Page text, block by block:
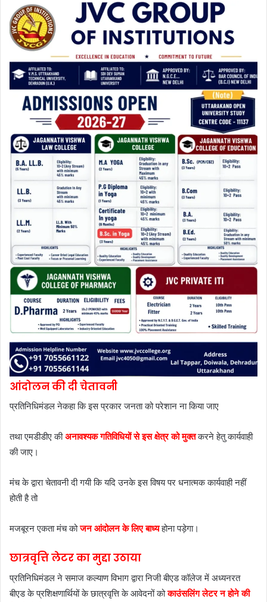
आंदोलन की दी चेतावनी
प्रतिनिधिमंडल नेकहा कि इस प्रकार जनता को परेशान ना किया जाए
तथा एमडीडीए कीअनावश्यक गतिविधियों से इस क्षेत्र को मुक्तकरने हेतु कार्यवाही
की जाए।
मंच के द्वारा चेतावनी दी गयी कि यदि उनके इस विषय पर धनात्मक कार्यवाही नहीं
होती है तो
मजबूरन एकता मंच कोजन आंदोलन के लिए बाध्य होना पड़ेगा।
छात्रवृत्ति लेटर का मुद्दा उठाया
प्रतिनिधिमंडल ने समाज कल्याण विभाग द्वारा निजी बीएड कॉलेज में अध्यनरत
बीएड के प्रशिक्षणार्थियों के छात्रवृत्ति के आवेदनों कोकाउंसलिंग लेटर न होने की